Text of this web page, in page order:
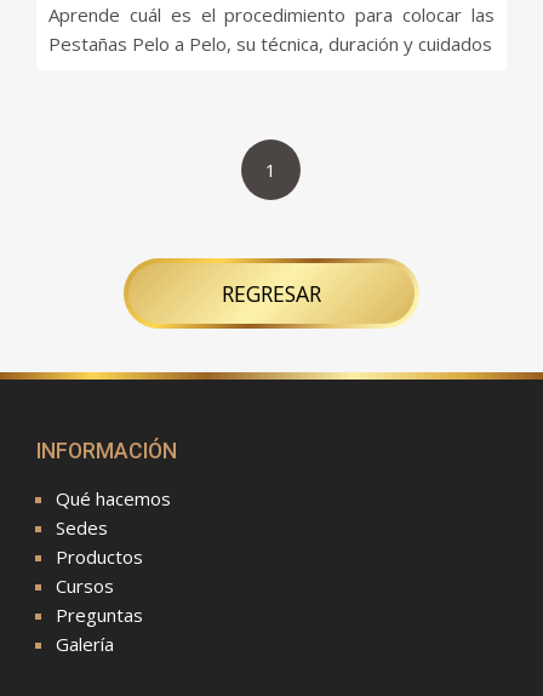
Aprende cuál es el procedimiento para colocar las
Pestañas Pelo a Pelo, su técnica, duración y cuidados
1
REGRESAR
INFORMACIÓN
Qué hacemos
Sedes
Productos
Cursos
Preguntas
Galería